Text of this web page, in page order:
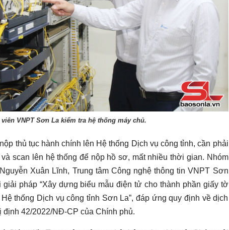
viên VNPT Sơn La kiểm tra hệ thống máy chủ.
thủ tục hành chính lên Hệ thống Dịch vụ công tỉnh, cần phải
scan lên hệ thống để nộp hồ sơ, mất nhiều thời gian. Nhóm
Xuân Lĩnh, Trung tâm Công nghệ thông tin VNPT Sơn
giải pháp “Xây dựng biểu mẫu điện tử cho thành phần giấy tờ
thống Dịch vụ công tỉnh Sơn La”, đáp ứng quy định về dịch
định 42/2022/NĐ-CP của Chính phủ.
ngày mới 31/7/2026
Chào ngày mới 6/8/2026